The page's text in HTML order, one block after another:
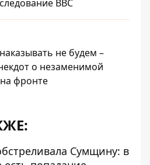
BBC
не будем –
о незаменимой
фронте
Сумщину: в